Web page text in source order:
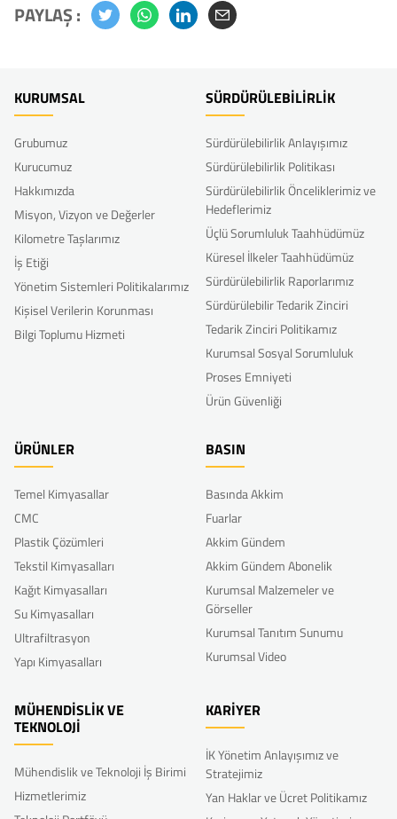
PAYLAŞ :
KURUMSAL
Grubumuz
Kurucumuz
Hakkımızda
Misyon, Vizyon ve Değerler
Kilometre Taşlarımız
İş Etiği
Yönetim Sistemleri Politikalarımız
Kişisel Verilerin Korunması
Bilgi Toplumu Hizmeti
SÜRDÜRÜLEBİLİRLİK
Sürdürülebilirlik Anlayışımız
Sürdürülebilirlik Politikası
Sürdürülebilirlik Önceliklerimiz ve
Hedeflerimiz
Üçlü Sorumluluk Taahhüdümüz
Küresel İlkeler Taahhüdümüz
Sürdürülebilirlik Raporlarımız
Sürdürülebilir Tedarik Zinciri
Tedarik Zinciri Politikamız
Kurumsal Sosyal Sorumluluk
Proses Emniyeti
Ürün Güvenliği
ÜRÜNLER
Temel Kimyasallar
CMC
Plastik Çözümleri
Tekstil Kimyasalları
Kağıt Kimyasalları
Su Kimyasalları
Ultrafiltrasyon
Yapı Kimyasalları
BASIN
Basında Akkim
Fuarlar
Akkim Gündem
Akkim Gündem Abonelik
Kurumsal Malzemeler ve
Görseller
Kurumsal Tanıtım Sunumu
Kurumsal Video
MÜHENDİSLİK VE
TEKNOLOJİ
Mühendislik ve Teknoloji İş Birimi
Hizmetlerimiz
KARİYER
İK Yönetim Anlayışımız ve
Stratejimiz
Yan Haklar ve Ücret Politikamız